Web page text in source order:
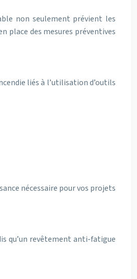
non seulement prévient les
place des mesures préventives
liés à l’utilisation d’outils
nécessaire pour vos projets
qu’un revêtement anti-fatigue